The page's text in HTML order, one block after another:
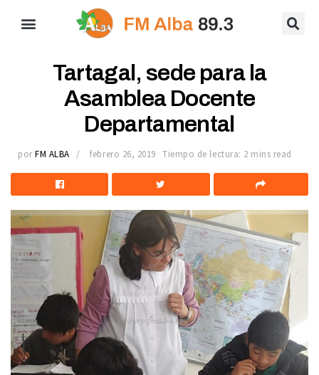
Tartagal, sede para la
Asamblea Docente
Departamental
por FM ALBA febrero 26, 2019 Tiempo de lectura: 2 mins read